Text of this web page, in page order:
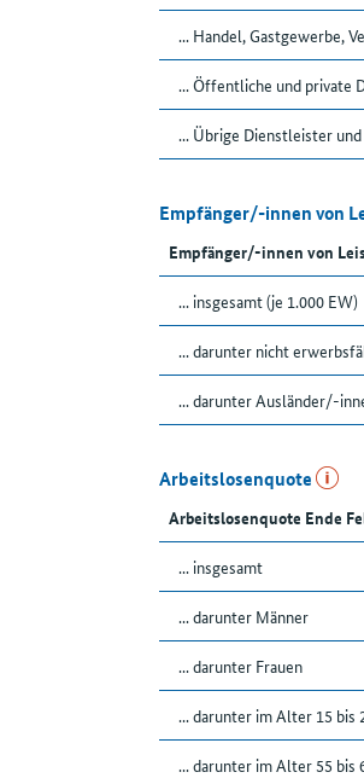
... Handel, Gastgewerbe,
... Öffentliche und private
... Übrige Dienstleister und
Empfänger/-innen von
Empfänger/-innen von
... insgesamt (je 1.000 EW)
... darunter nicht
... darunter Ausländer/-
Arbeitslosenquote
Arbeitslosenquote Ende
... insgesamt
... darunter Männer
... darunter Frauen
... darunter im Alter 15 bis
... darunter im Alter 55 bis